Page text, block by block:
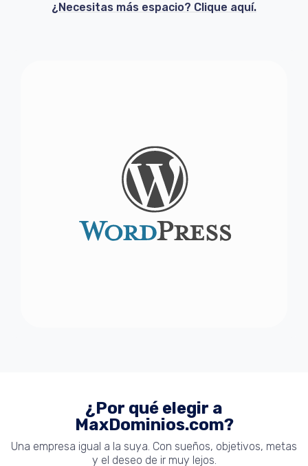
¿Necesitas más espacio? Clique aquí.
¿Por qué elegir a
MaxDominios.com?
Una empresa igual a la suya. Con sueños, objetivos, metas
y el deseo de ir muy lejos.